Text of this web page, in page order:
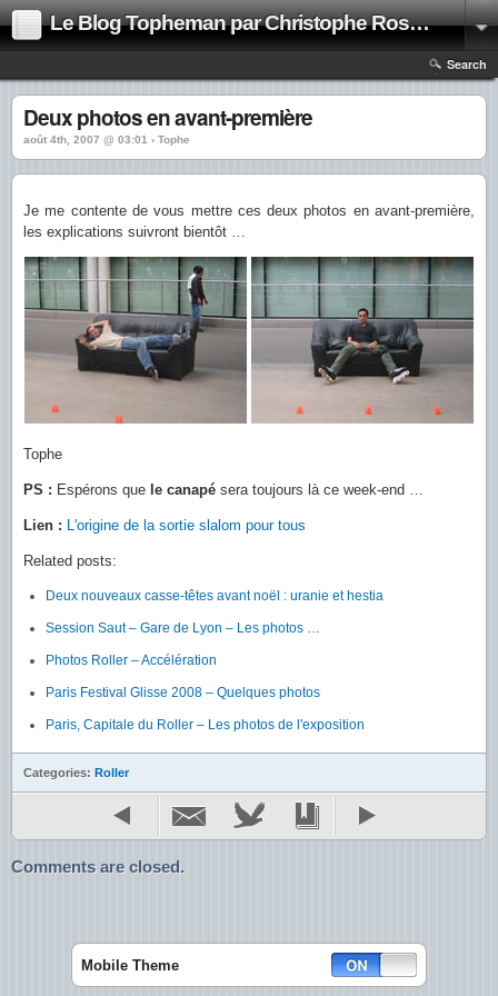
Le Blog Topheman par Christophe Rosset
Search
Deux photos en avant-première
août 4th, 2007 @ 03:01 › Tophe
Je me contente de vous mettre ces deux photos en avant-première,
les explications suivront bientôt …
Tophe
PS : Espérons que le canapé sera toujours là ce week-end …
Lien : L'origine de la sortie slalom pour tous
Related posts:
Deux nouveaux casse-têtes avant noël : uranie et hestia
Session Saut – Gare de Lyon – Les photos …
Photos Roller – Accélération
Paris Festival Glisse 2008 – Quelques photos
Paris, Capitale du Roller – Les photos de l'exposition
Categories: Roller
Comments are closed.
Mobile Theme